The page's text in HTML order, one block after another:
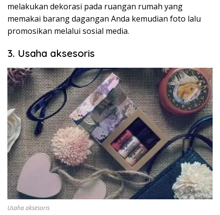
melakukan dekorasi pada ruangan rumah yang
memakai barang dagangan Anda kemudian foto lalu
promosikan melalui sosial media.
3. Usaha aksesoris
Usaha aksesoris